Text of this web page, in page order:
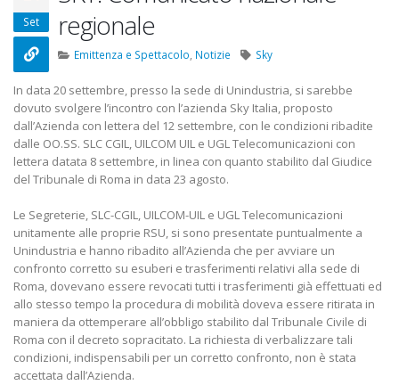
Set
regionale
Emittenza e Spettacolo Notizie Sky
In data 20 settembre, presso la sede di Unindustria, si sarebbe
dovuto svolgere l’incontro con l’azienda Sky Italia, proposto
dall’Azienda con lettera del 12 settembre, con le condizioni ribadite
dalle OO.SS. SLC CGIL, UILCOM UIL e UGL Telecomunicazioni con
lettera datata 8 settembre, in linea con quanto stabilito dal Giudice
del Tribunale di Roma in data 23 agosto.
Le Segreterie, SLC-CGIL, UILCOM-UIL e UGL Telecomunicazioni
unitamente alle proprie RSU, si sono presentate puntualmente a
Unindustria e hanno ribadito all’Azienda che per avviare un
confronto corretto su esuberi e trasferimenti relativi alla sede di
Roma, dovevano essere revocati tutti i trasferimenti già effettuati ed
allo stesso tempo la procedura di mobilità doveva essere ritirata in
maniera da ottemperare all’obbligo stabilito dal Tribunale Civile di
Roma con il decreto sopracitato. La richiesta di verbalizzare tali
condizioni, indispensabili per un corretto confronto, non è stata
accettata dall’Azienda.
22 Ottobre 2022
Elezioni RSU TIM Servizi
13 Ottobre 2022
Telecom: sciopero contro
lo scorporo della rete
21 Giugno 2022
16 Giugno 2022
Convenzione
Centro Estetico
20 Gennaio 2022